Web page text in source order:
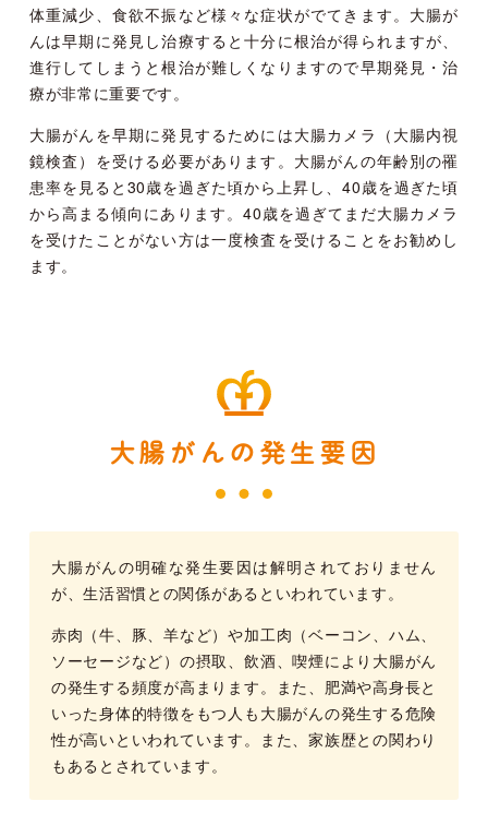
体重減少、食欲不振など様々な症状がでてきます。大腸が
んは早期に発見し治療すると十分に根治が得られますが、
進行してしまうと根治が難しくなりますので早期発見・治
療が非常に重要です。
大腸がんを早期に発見するためには大腸カメラ（大腸内視
鏡検査）を受ける必要があります。大腸がんの年齢別の罹
患率を見ると30歳を過ぎた頃から上昇し、40歳を過ぎた頃
から高まる傾向にあります。40歳を過ぎてまだ大腸カメラ
を受けたことがない方は一度検査を受けることをお勧めし
ます。
大腸がんの発生要因
大腸がんの明確な発生要因は解明されておりません
が、生活習慣との関係があるといわれています。
赤肉（牛、豚、羊など）や加工肉（ベーコン、ハム、
ソーセージなど）の摂取、飲酒、喫煙により大腸がん
の発生する頻度が高まります。また、肥満や高身長と
いった身体的特徴をもつ人も大腸がんの発生する危険
性が高いといわれています。また、家族歴との関わり
もあるとされています。